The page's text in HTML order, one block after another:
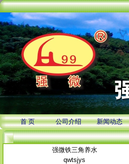
首 页 公司介绍 新闻动态
强微铁三角养水
qwtsjys